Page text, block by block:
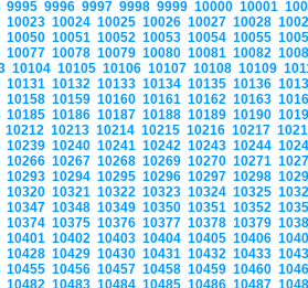
9995 9996 9997 9998 9999 10000 10001
10023 10024 10025 10026 10027 10028
10050 10051 10052 10053 10054 10055
10077 10078 10079 10080 10081 10082
10104 10105 10106 10107 10108 10109
10131 10132 10133 10134 10135 10136
10158 10159 10160 10161 10162 10163
10185 10186 10187 10188 10189 10190
10212 10213 10214 10215 10216 10217
10239 10240 10241 10242 10243 10244
10266 10267 10268 10269 10270 10271
10293 10294 10295 10296 10297 10298
10320 10321 10322 10323 10324 10325
10347 10348 10349 10350 10351 10352
10374 10375 10376 10377 10378 10379
10401 10402 10403 10404 10405 10406
10428 10429 10430 10431 10432 10433
10455 10456 10457 10458 10459 10460
10482 10483 10484 10485 10486 10487